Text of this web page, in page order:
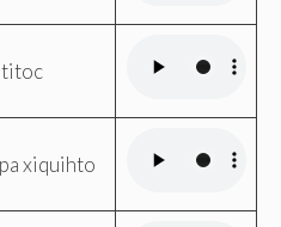
xiquihto